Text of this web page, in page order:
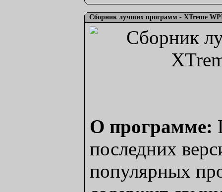
Сборник лучших программ - XTreme
О программе:
последних
популярных